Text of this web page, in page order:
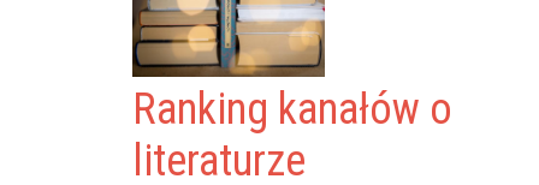
Ranking kanałów o
literaturze